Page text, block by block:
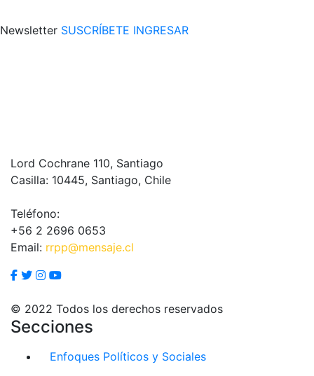
Newsletter SUSCRÍBETE INGRESAR
Lord Cochrane 110, Santiago
Casilla: 10445, Santiago, Chile
Teléfono:
+56 2 2696 0653
Email: rrpp@mensaje.cl
© 2022 Todos los derechos reservados
Secciones
Enfoques Políticos y Sociales